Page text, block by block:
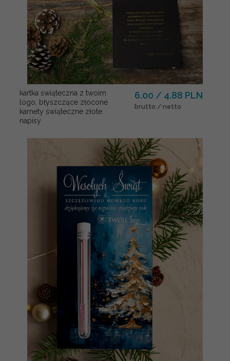
kartka świąteczna z twoim
logo, błyszczące złocone
karnety świąteczne złote
napisy
6.00 / 4.88 PLN
brutto / netto